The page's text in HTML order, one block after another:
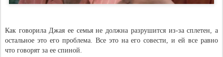
Как говорила Джая ее семья не должна разрушится из-за сплетен, а
остальное это его проблема. Все это на его совести, и ей все равно
что говорят за ее спиной.